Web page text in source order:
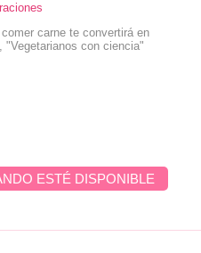
carne te convertirá en
"Vegetarianos con ciencia"
ESTÉ DISPONIBLE